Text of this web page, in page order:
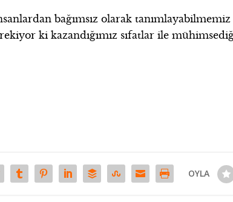
bağımsız olarak
ki kazandığımız sıfatlar ile
OYLA